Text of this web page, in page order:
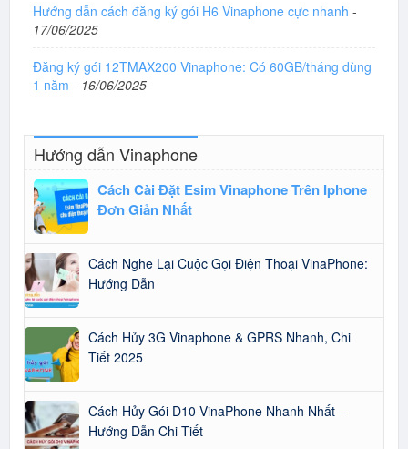
Hướng dẫn cách đăng ký gói H6 Vinaphone cực nhanh -
17/06/2025
Đăng ký gói 12TMAX200 Vinaphone: Có 60GB/tháng dùng
1 năm - 16/06/2025
Hướng dẫn Vinaphone
Cách Cài Đặt Esim Vinaphone Trên Iphone
Đơn Giản Nhất
Cách Nghe Lại Cuộc Gọi Điện Thoại VinaPhone:
Hướng Dẫn
Cách Hủy 3G Vinaphone & GPRS Nhanh, Chi
Tiết 2025
Cách Hủy Gói D10 VinaPhone Nhanh Nhất –
Hướng Dẫn Chi Tiết